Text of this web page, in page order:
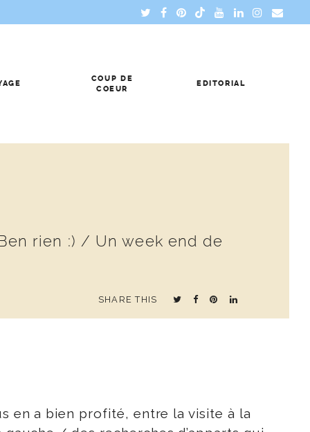
COUP DE
COEUR
EDITORIAL
rien :) / Un week end de
SHARE THIS
en a bien profité, entre la visite à la